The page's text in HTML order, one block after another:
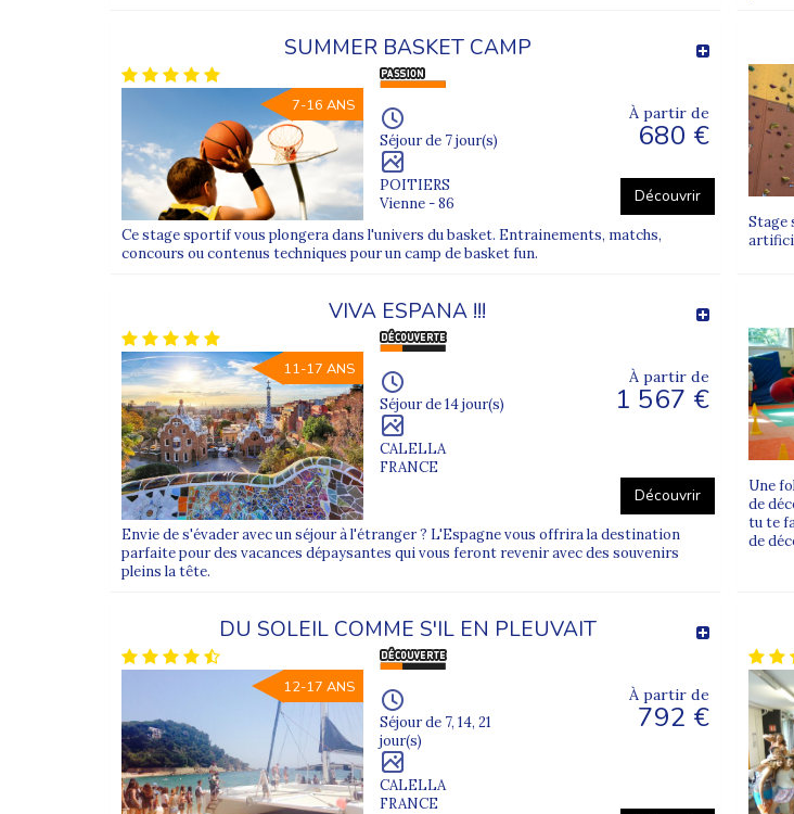
SUMMER BASKET CAMP
7-16 ANS
Séjour de 7 jour(s)
POITIERS
Vienne - 86
À partir de
680 €
Découvrir
Ce stage sportif vous plongera dans l'univers du basket. Entrainements, matchs,
concours ou contenus techniques pour un camp de basket fun.
Stage
VIVA ESPANA !!!
11-17 ANS
Séjour de 14 jour(s)
CALELLA
FRANCE
À partir de
1 567 €
Découvrir
Envie de s'évader avec un séjour à l'étranger ? L'Espagne vous offrira la destination
parfaite pour des vacances dépaysantes qui vous feront revenir avec des souvenirs
pleins la tête.
Une
de
tu te
de
DU SOLEIL COMME S'IL EN PLEUVAIT
12-17 ANS
Séjour de 7, 14, 21
jour(s)
CALELLA
FRANCE
À partir de
792 €